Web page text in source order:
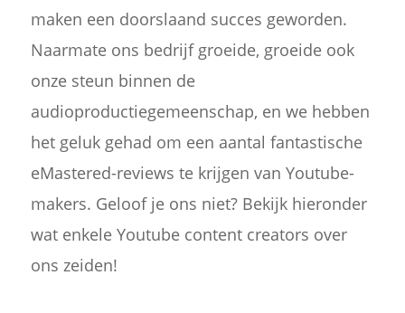
maken een doorslaand succes geworden.
Naarmate ons bedrijf groeide, groeide ook
onze steun binnen de
audioproductiegemeenschap, en we hebben
het geluk gehad om een aantal fantastische
eMastered-reviews te krijgen van Youtube-
makers. Geloof je ons niet? Bekijk hieronder
wat enkele Youtube content creators over
ons zeiden!